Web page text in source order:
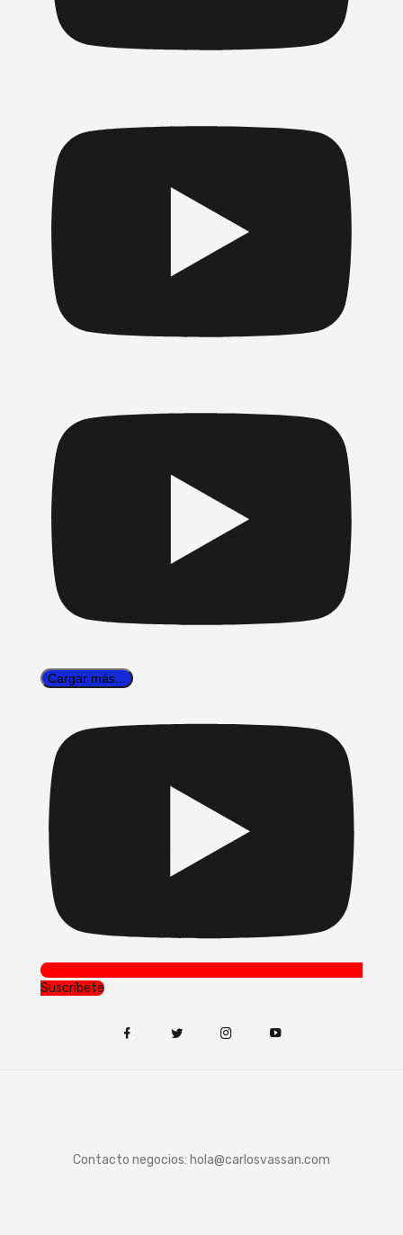
Cargar más...
Suscríbete
Contacto negocios: hola@carlosvassan.com